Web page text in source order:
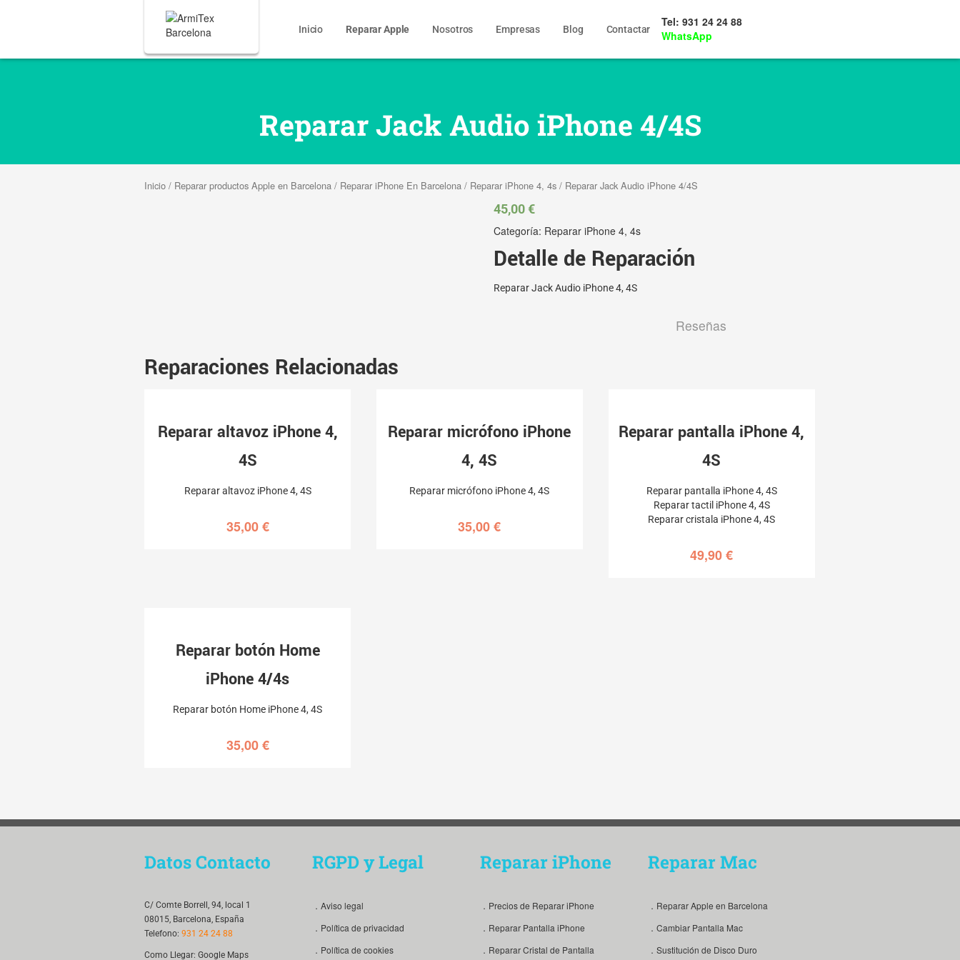
Inicio Reparar Apple Nosotros Empresas Blog Contactar
Tel: 931 24 24 88
WhatsApp
Reparar Jack Audio iPhone 4/4S
Inicio / Reparar productos Apple en Barcelona / Reparar iPhone En Barcelona / Reparar iPhone 4, 4s / Reparar Jack Audio iPhone 4/4S
45,00€
Categoría: Reparar iPhone 4, 4s
Detalle de Reparación
Reparar Jack Audio iPhone 4, 4S
Reseñas
Reparaciones Relacionadas
Reparar altavoz iPhone 4,
4S
Reparar altavoz iPhone 4, 4S
35,00€
Reparar micrófono iPhone
4, 4S
Reparar micrófono iPhone 4, 4S
35,00€
Reparar pantalla iPhone 4,
4S
Reparar pantalla iPhone 4, 4S
Reparar tactil iPhone 4, 4S
Reparar cristala iPhone 4, 4S
49,90€
Reparar botón Home
iPhone 4/4s
Reparar botón Home iPhone 4, 4S
35,00€
Datos Contacto
C/ Comte Borrell, 94, local 1
08015, Barcelona, España
Telefono: 931 24 24 88
Como Llegar: Google Maps
RGPD y Legal
．Aviso legal
．Política de privacidad
．Política de cookies
Reparar iPhone
．Precios de Reparar iPhone
．Reparar Pantalla iPhone
．Reparar Cristal de Pantalla
Reparar Mac
．Reparar Apple en Barcelona
．Cambiar Pantalla Mac
．Sustitución de Disco Duro